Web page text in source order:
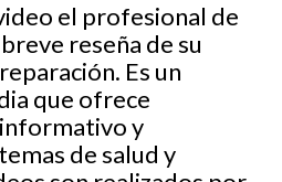
el profesional de
reseña de su
Es un
que ofrece
y
de salud y